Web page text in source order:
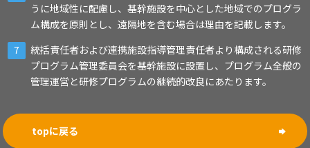
うに地域性に配慮し、基幹施設を中心とした地域でのプログラ
ム構成を原則とし、遠隔地を含む場合は理由を記載します。
統括責任者および連携施設指導管理責任者より構成される研修
プログラム管理委員会を基幹施設に設置し、プログラム全般の
管理運営と研修プログラムの継続的改良にあたります。
topに戻る